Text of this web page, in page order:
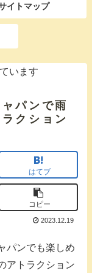
イトマップ
います
パンで雨
クション
はてブ
コピー
2023.12.19
パンでも楽しめ
アトラクション